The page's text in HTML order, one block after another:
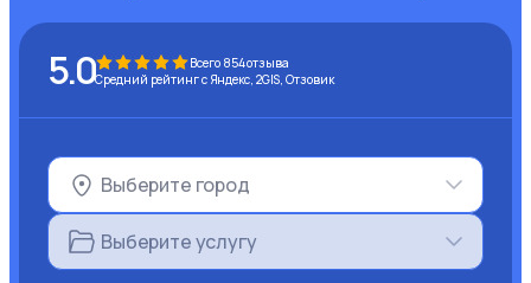
5.0 Всего 854отзыва
Средний рейтинг с Яндекс, 2GIS, Отзовик
Выберите город
Выберите услугу